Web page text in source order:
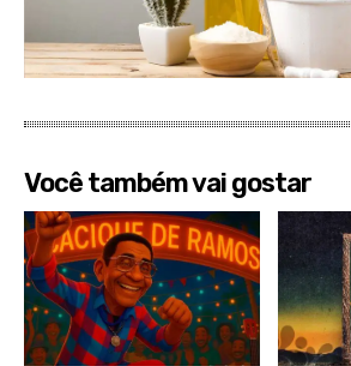
Você também vai gostar